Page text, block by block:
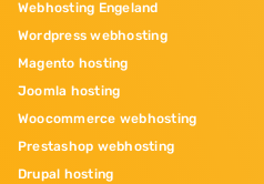
Webhosting Engeland
Wordpress webhosting
Magento hosting
Joomla hosting
Woocommerce webhosting
Prestashop webhosting
Drupal hosting